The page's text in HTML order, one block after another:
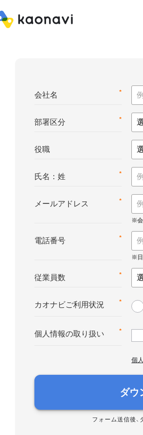
*
会社名
*
部署区分
役職
*
氏名：姓
*
メールアドレス
*
電話番号
*
従業員数
*
カオナビご利用状況
*
個人情報の取り扱い
個
ダウ
フォーム送信後